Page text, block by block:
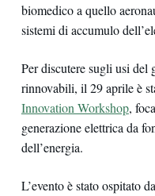
biomedico a quello
sistemi di accumulo
Per discutere sugli usi del
rinnovabili, il 29 aprile è
Innovation Workshop,
generazione elettrica da
dell’energia.
L’evento è stato ospitato da